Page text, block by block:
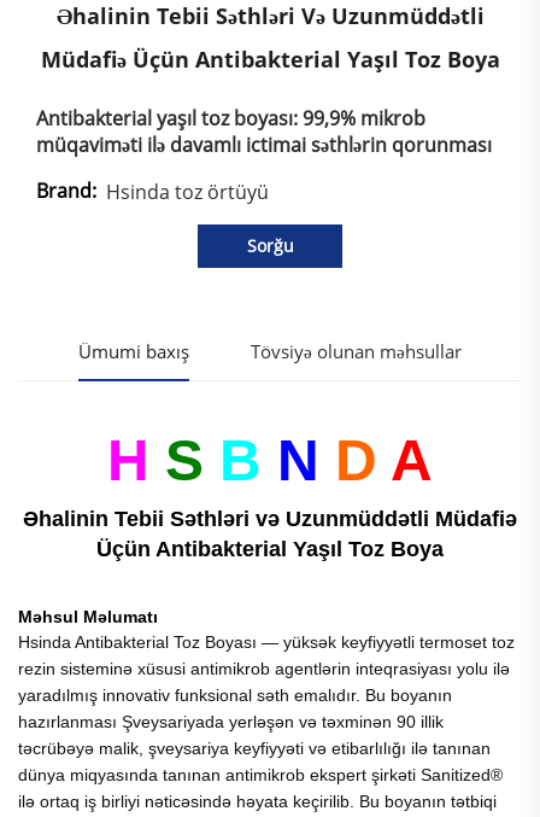
Əhalinin Tebii Səthləri Və Uzunmüddətli
Müdafiə Üçün Antibakterial Yaşıl Toz Boya
Antibakterial yaşıl toz boyası: 99,9% mikrob
müqaviməti ilə davamlı ictimai səthlərin qorunması
Brand: Hsinda toz örtüyü
Sorğu
Ümumi baxış Tövsiyə olunan məhsullar
H S B N D A
Əhalinin Tebii Səthləri və Uzunmüddətli Müdafiə
Üçün Antibakterial Yaşıl Toz Boya
Məhsul Məlumatı
Hsinda Antibakterial Toz Boyası — yüksək keyfiyyətli termoset toz
rezin sisteminə xüsusi antimikrob agentlərin inteqrasiyası yolu ilə
yaradılmış innovativ funksional səth emalıdır. Bu boyanın
hazırlanması Şveysariyada yerləşən və təxminən 90 illik
təcrübəyə malik, şveysariya keyfiyyəti və etibarlılığı ilə tanınan
dünya miqyasında tanınan antimikrob ekspert şirkəti Sanitized®
ilə ortaq iş birliyi nəticəsində həyata keçirilib. Bu boyanın tətbiqi